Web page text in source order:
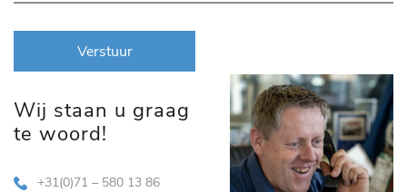
Verstuur
Wij staan u graag
te woord!
+31(0)71 – 580 13 86